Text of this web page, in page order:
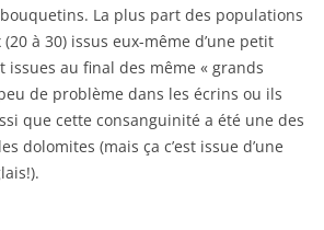
La plus part des populations
à 30) issus eux-même d’une petit
au final des même « grands
de problème dans les écrins ou ils
que cette consanguinité a été une des
dolomites (mais ça c’est issue d’une